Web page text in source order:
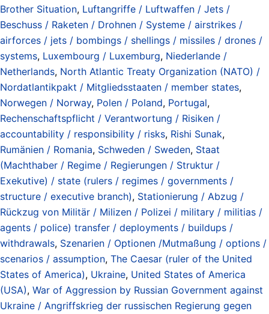
Brother Situation, Luftangriffe / Luftwaffen / Jets /
Beschuss / Raketen / Drohnen / Systeme / airstrikes /
airforces / jets / bombings / shellings / missiles / drones /
systems, Luxembourg / Luxemburg, Niederlande /
Netherlands, North Atlantic Treaty Organization (NATO) /
Nordatlantikpakt / Mitgliedsstaaten / member states,
Norwegen / Norway, Polen / Poland, Portugal,
Rechenschaftspflicht / Verantwortung / Risiken /
accountability / responsibility / risks, Rishi Sunak,
Rumänien / Romania, Schweden / Sweden, Staat
(Machthaber / Regime / Regierungen / Struktur /
Exekutive) / state (rulers / regimes / governments /
structure / executive branch), Stationierung / Abzug /
Rückzug von Militär / Milizen / Polizei / military / militias /
agents / police) transfer / deployments / buildups /
withdrawals, Szenarien / Optionen /Mutmaßung / options /
scenarios / assumption, The Caesar (ruler of the United
States of America), Ukraine, United States of America
(USA), War of Aggression by Russian Government against
Ukraine / Angriffskrieg der russischen Regierung gegen